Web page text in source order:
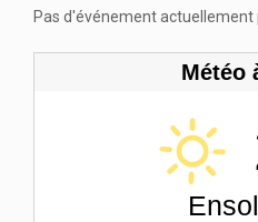
Pas d'événement actuellement
Météo